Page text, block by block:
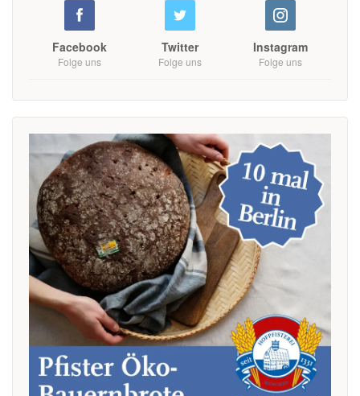
Facebook
Folge uns
Twitter
Folge uns
Instagram
Folge uns